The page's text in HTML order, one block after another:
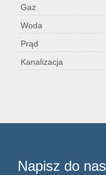
Gaz
Woda
Prąd
Kanalizacja
Napisz do nas